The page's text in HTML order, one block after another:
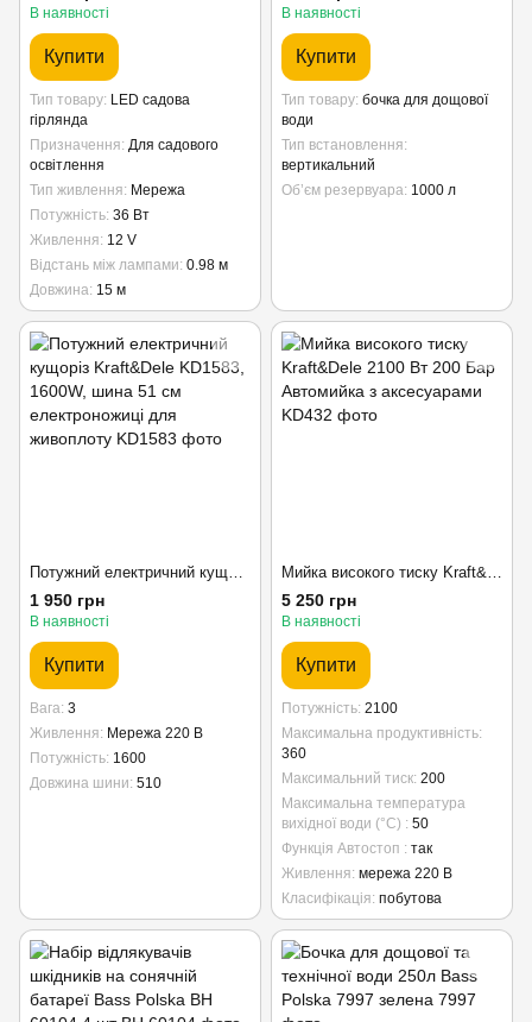
В наявності
Купити
Тип товару LED садова
гірлянда
Призначення Для садового
освітлення
Тип живлення Мережа
Потужність 36 Вт
Живлення 12 V
Відстань між лампами 0.98 м
Довжина 15 м
В наявності
Купити
Тип товару бочка для дощової
води
Тип встановлення
вертикальний
Об’єм резервуара 1000 л
1 950 грн
В наявності
Купити
Вага 3
Живлення
Мережа 220 В
Потужність 1600
Довжина шини 510
5 250 грн
В наявності
Купити
Потужність 2100
Максимальна продуктивність
360
Максимальний тиск 200
Максимальна температура
вихідної води (°C)
50
Функція Автостоп
так
Живлення мережа 220 В
Класифікація побутова